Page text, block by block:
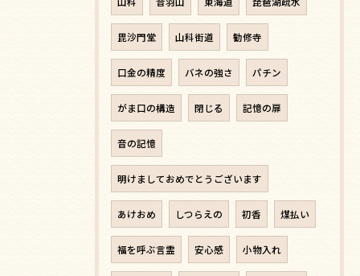
毘沙門堂 山科街道 勧修寺
口金の精度 バネの強さ パチン
がま口の構造 閉じる 記憶の扉
音の記憶
明けましておめでとうございます
あけおめ しつらえの 初香 煤払い
福を呼ぶ言霊 安心感 小物入れ